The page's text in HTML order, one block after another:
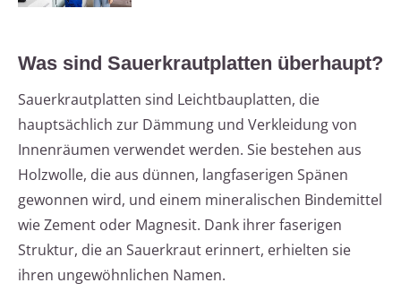
Was sind Sauerkrautplatten überhaupt?
Sauerkrautplatten sind Leichtbauplatten, die
hauptsächlich zur Dämmung und Verkleidung von
Innenräumen verwendet werden. Sie bestehen aus
Holzwolle, die aus dünnen, langfaserigen Spänen
gewonnen wird, und einem mineralischen Bindemittel
wie Zement oder Magnesit. Dank ihrer faserigen
Struktur, die an Sauerkraut erinnert, erhielten sie
ihren ungewöhnlichen Namen.